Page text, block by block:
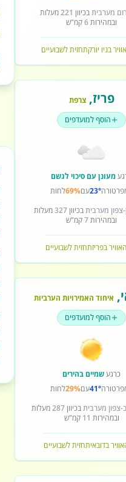
מערביתבכיוון 221מעלות
ובמהירות6קמ"ש
בניו יורקתחזית לשבועיים
פריז,צרפת
הוסף למועדפים
מעונן עם סיכוי לגשם
23°עם69%לחות
צפון מערביתבכיוון327מעלות
ובמהירות7קמ"ש
בפריזתחזית לשבועיים
, איחוד האמירויות הערביות
הוסף למועדפים
כרגעשמיים בהירים
41°עם29%לחות
צפון מערביתבכיוון287מעלות
ובמהירות 11 קמ"ש
בדובאיתחזית לשבועיים